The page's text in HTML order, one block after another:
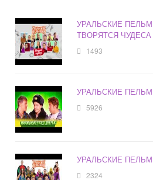
УРАЛЬСКИЕ
ТВОРЯТСЯ ЧУДЕСА
1493
УРАЛЬСКИЕ
5926
УРАЛЬСКИЕ
2324